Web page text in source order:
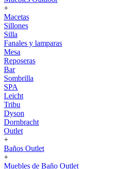
+
Macetas
Sillones
Silla
Fanales y lamparas
Mesa
Reposeras
Bar
Sombrilla
SPA
Leicht
Tribu
Dyson
Dornbracht
Outlet
+
Baños Outlet
+
Muebles de Baño Outlet